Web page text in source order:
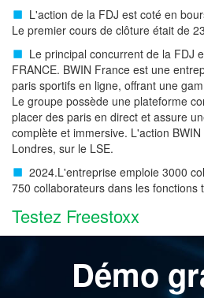
L'action de la FDJ est coté en
Le premier cours de clôture était de
Le principal concurrent de la FDJ
FRANCE. BWIN France est une
paris sportifs en ligne, offrant une
Le groupe possède une plateforme
placer des paris en direct et assure
complète et immersive. L'action
Londres, sur le LSE.
2024.L'entreprise emploie 3000
750 collaborateurs dans les fonctions
Testez Freestoxx
Démo